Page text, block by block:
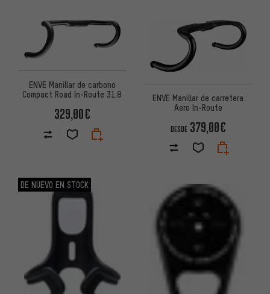
ENVE Manillar de carbono
Compact Road In-Route 31.8
329,00€
ENVE Manillar de carretera
Aero In-Route
DESDE 379,00€
DE NUEVO EN STOCK